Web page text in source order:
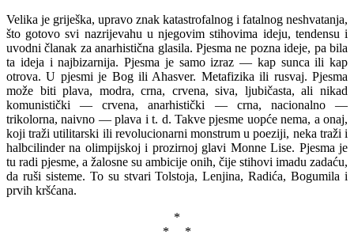
Velika je griješka, upravo znak katastrofalnog i fatalnog neshvatanja,
što gotovo svi nazrijevahu u njegovim stihovima ideju, tendensu i
uvodni članak za anarhistična glasila. Pjesma ne pozna ideje, pa bila
ta ideja i najbizarnija. Pjesma je samo izraz — kap sunca ili kap
otrova. U pjesmi je Bog ili Ahasver. Metafizika ili rusvaj. Pjesma
može biti plava, modra, crna, crvena, siva, ljubičasta, ali nikad
komunistički — crvena, anarhistički — crna, nacionalno —
trikolorna, naivno — plava i t. d. Takve pjesme uopće nema, a onaj,
koji traži utilitarski ili revolucionarni monstrum u poeziji, neka traži i
halbcilinder na olimpijskoj i prozirnoj glavi Monne Lise. Pjesma je
tu radi pjesme, a žalosne su ambicije onih, čije stihovi imadu zadaću,
da ruši sisteme. To su stvari Tolstoja, Lenjina, Radića, Bogumila i
prvih kršćana.
*
* *